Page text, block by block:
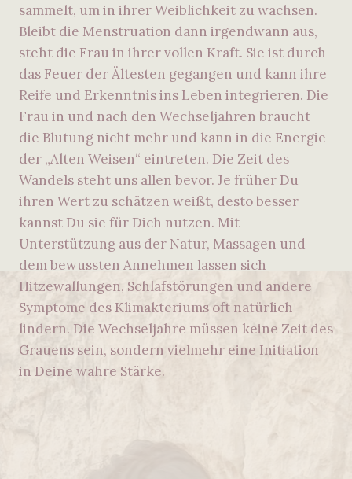
sammelt, um in ihrer Weiblichkeit zu wachsen.
Bleibt die Menstruation dann irgendwann aus,
steht die Frau in ihrer vollen Kraft. Sie ist durch
das Feuer der Ältesten gegangen und kann ihre
Reife und Erkenntnis ins Leben integrieren. Die
Frau in und nach den Wechseljahren braucht
die Blutung nicht mehr und kann in die Energie
der „Alten Weisen“ eintreten. Die Zeit des
Wandels steht uns allen bevor. Je früher Du
ihren Wert zu schätzen weißt, desto besser
kannst Du sie für Dich nutzen. Mit
Unterstützung aus der Natur, Massagen und
dem bewussten Annehmen lassen sich
Hitzewallungen, Schlafstörungen und andere
Symptome des Klimakteriums oft natürlich
lindern. Die Wechseljahre müssen keine Zeit des
Grauens sein, sondern vielmehr eine Initiation
in Deine wahre Stärke.